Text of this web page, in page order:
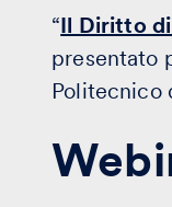
“Il Diritto
presentato
Politecnico